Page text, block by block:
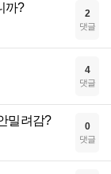
까? 2
댓글
4
댓글
밀려감? 0
댓글